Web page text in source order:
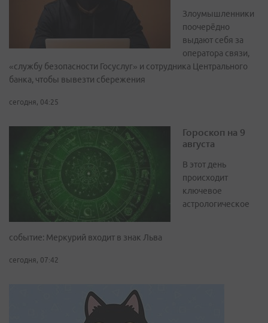
Злоумышленники
поочерёдно
выдают себя за
оператора связи,
«службу безопасности Госуслуг» и сотрудника Центрального
банка, чтобы вывезти сбережения
сегодня, 04:25
Гороскоп на 9
августа
В этот день
происходит
ключевое
астрологическое
событие: Меркурий входит в знак Льва
сегодня, 07:42